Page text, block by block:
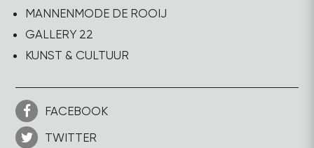
MANNENMODE DE ROOIJ
GALLERY 22
KUNST & CULTUUR
FACEBOOK
TWITTER